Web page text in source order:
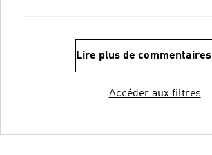
Lire plus de commentaires
Accéder aux filtres